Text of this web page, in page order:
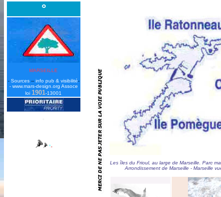
°
MARSEILLE
- Sources -- info pub & visibilité-
- www.mars-design.org Assoce
loi 1901-13001
°-
Les îles du Frioul, au large de Marseille. Parc
Arrondissement de Marseille - Marseille